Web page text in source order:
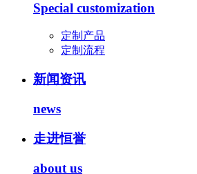
Special customization
定制产品
定制流程
新闻资讯
news
走进恒誉
about us